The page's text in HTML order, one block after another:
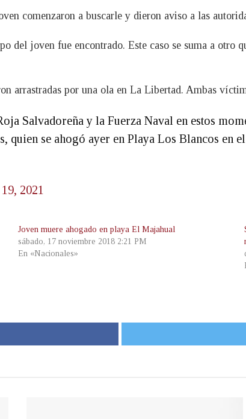
comenzaron a buscarle y dieron aviso a las
del joven fue encontrado. Este caso se suma a otro
arrastradas por una ola en La Libertad. Ambas
Salvadoreña y la Fuerza Naval en estos
quien se ahogó ayer en Playa Los Blancos en
2021
Joven muere ahogado en playa El Majahual
sábado, 17 noviembre 2018 2:21 PM
En «Nacionales»